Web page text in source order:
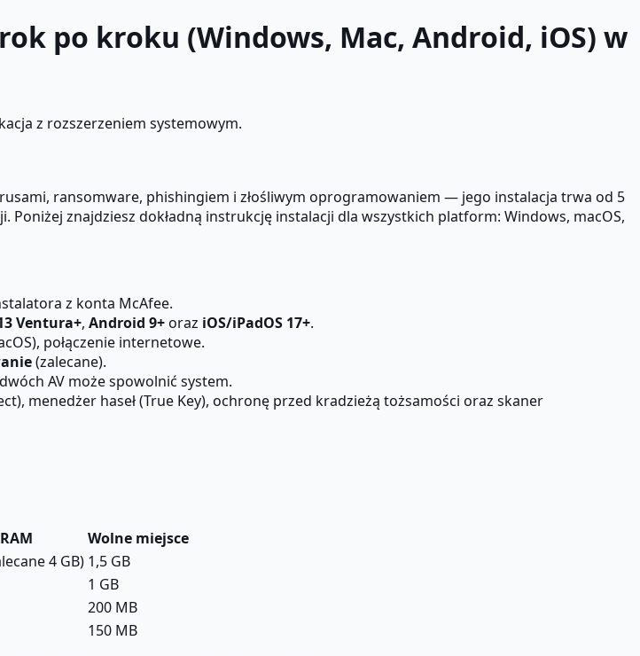
po kroku (Windows, Mac, Android, iOS) w
z rozszerzeniem systemowym.
ransomware, phishingiem i złośliwym oprogramowaniem — jego instalacja trwa od 5
znajdziesz dokładną instrukcję instalacji dla wszystkich platform: Windows, macOS,
z konta McAfee.
Ventura+, Android 9+oraz iOS/iPadOS 17+.
połączenie internetowe.
(zalecane).
AV może spowolnić system.
menedżer haseł (True Key), ochronę przed kradzieżą tożsamości oraz skaner
RAM
Wolne miejsce
4 GB) 1,5 GB
1 GB
200 MB
150 MB